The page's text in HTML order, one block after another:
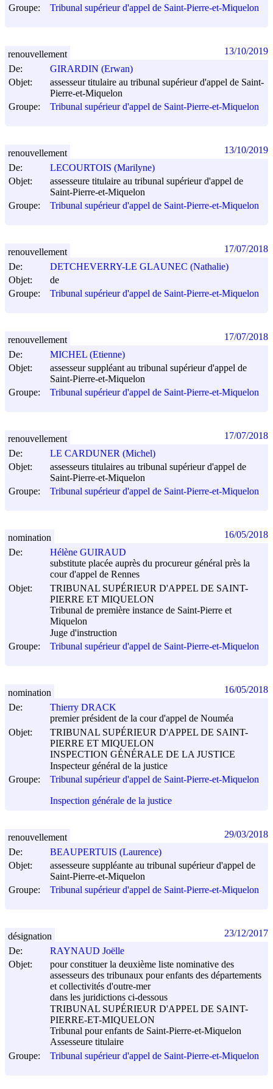
Groupe:
Tribunal supérieur d'appel de Saint-Pierre-et-Miquelon
De:
GIRARDIN (Erwan)
Objet:
assesseur titulaire au tribunal supérieur d'appel de Saint-
Pierre-et-Miquelon
Groupe:
Tribunal supérieur d'appel de Saint-Pierre-et-Miquelon
renouvellement 13/10/2019
De:
LECOURTOIS (Marilyne)
Objet:
assesseure titulaire au tribunal supérieur d'appel de
Saint-Pierre-et-Miquelon
Groupe:
Tribunal supérieur d'appel de Saint-Pierre-et-Miquelon
renouvellement 13/10/2019
De:
DETCHEVERRY-LE GLAUNEC (Nathalie)
Objet:
de
Groupe:
Tribunal supérieur d'appel de Saint-Pierre-et-Miquelon
renouvellement 17/07/2018
De:
MICHEL (Etienne)
Objet:
assesseur suppléant au tribunal supérieur d'appel de
Saint-Pierre-et-Miquelon
Groupe:
Tribunal supérieur d'appel de Saint-Pierre-et-Miquelon
renouvellement 17/07/2018
De:
LE CARDUNER (Michel)
Objet:
assesseurs titulaires au tribunal supérieur d'appel de
Saint-Pierre-et-Miquelon
Groupe:
Tribunal supérieur d'appel de Saint-Pierre-et-Miquelon
renouvellement 17/07/2018
De:
Hélène GUIRAUD
substitute placée auprès du procureur général près la
cour d'appel de Rennes
Objet:
TRIBUNAL SUPÉRIEUR D'APPEL DE SAINT-
PIERRE ET MIQUELON
Tribunal de première instance de Saint-Pierre et
Miquelon
Juge d'instruction
Groupe:
Tribunal supérieur d'appel de Saint-Pierre-et-Miquelon
nomination 16/05/2018
De:
Thierry DRACK
premier président de la cour d'appel de Nouméa
Objet:
TRIBUNAL SUPÉRIEUR D'APPEL DE SAINT-
PIERRE ET MIQUELON
INSPECTION GÉNÉRALE DE LA JUSTICE
Inspecteur général de la justice
Groupe:
Tribunal supérieur d'appel de Saint-Pierre-et-Miquelon
Inspection générale de la justice
nomination 16/05/2018
De:
BEAUPERTUIS (Laurence)
Objet:
assesseure suppléante au tribunal supérieur d'appel de
Saint-Pierre-et-Miquelon
Groupe:
Tribunal supérieur d'appel de Saint-Pierre-et-Miquelon
renouvellement 29/03/2018
De:
RAYNAUD Joëlle
Objet:
pour constituer la deuxième liste nominative des
assesseurs des tribunaux pour enfants des départements
et collectivités d'outre-mer
dans les juridictions ci-dessous
TRIBUNAL SUPÉRIEUR D'APPEL DE SAINT-
PIERRE-ET-MIQUELON
Tribunal pour enfants de Saint-Pierre-et-Miquelon
Assesseure titulaire
Groupe:
Tribunal supérieur d'appel de Saint-Pierre-et-Miquelon
désignation 23/12/2017